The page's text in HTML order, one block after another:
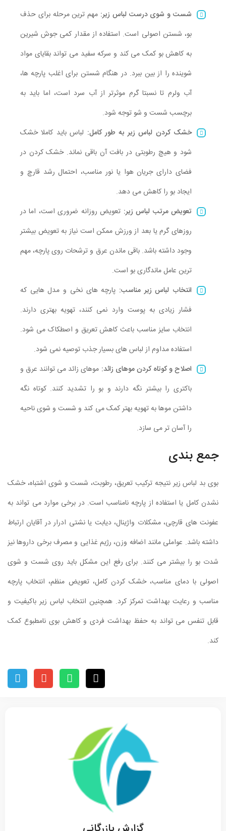
شست و شوی درست لباس زیر: مهم ترین مرحله برای حذف
بو، شستن اصولی است. استفاده از مقدار کمی جوش شیرین
به کاهش بو کمک می کند و سرکه سفید می تواند بقایای مواد
شوینده را از بین ببرد. در هنگام شستن برای اغلب پارچه ها،
آب ولرم تا نسبتا گرم موثرتر از آب سرد است، اما باید به
برچسب شست و شو توجه شود.
خشک کردن لباس زیر به طور کامل: لباس باید کاملا خشک
شود و هیچ رطوبتی در بافت آن باقی نماند. خشک کردن در
فضای دارای جریان هوا یا نور مناسب، احتمال رشد قارچ و
ایجاد بو را کاهش می دهد.
تعویض مرتب لباس زیر: تعویض روزانه ضروری است، اما در
روزهای گرم یا بعد از ورزش ممکن است نیاز به تعویض بیشتر
وجود داشته باشد. باقی ماندن عرق و ترشحات روی پارچه، مهم
ترین عامل ماندگاری بو است.
انتخاب لباس زیر مناسب: پارچه های نخی و مدل هایی که
فشار زیادی به پوست وارد نمی کنند، تهویه بهتری دارند.
انتخاب سایز مناسب باعث کاهش تعریق و اصطکاک می شود.
استفاده مداوم از لباس های بسیار جذب توصیه نمی شود.
اصلاح و کوتاه کردن موهای زائد: موهای زائد می توانند عرق و
باکتری را بیشتر نگه دارند و بو را تشدید کنند. کوتاه نگه
داشتن موها به تهویه بهتر کمک می کند و شست و شوی ناحیه
را آسان تر می سازد.
جمع بندی
بوی بد لباس زیر نتیجه ترکیب تعریق، رطوبت، شست و شوی اشتباه، خشک
نشدن کامل یا استفاده از پارچه نامناسب است. در برخی موارد می تواند به
عفونت های قارچی، مشکلات واژینال، دیابت یا نشتی ادرار در آقایان ارتباط
داشته باشد. عواملی مانند اضافه وزن، رژیم غذایی و مصرف برخی داروها نیز
شدت بو را بیشتر می کنند. برای رفع این مشکل باید روی شست و شوی
اصولی با دمای مناسب، خشک کردن کامل، تعویض منظم، انتخاب پارچه
مناسب و رعایت بهداشت تمرکز کرد. همچنین انتخاب لباس زیر باکیفیت و
قابل تنفس می تواند به حفظ بهداشت فردی و کاهش بوی نامطبوع کمک
کند.